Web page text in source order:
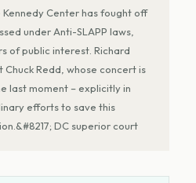
Center has fought off
under Anti-SLAPP laws,
of public interest. Richard
Redd, whose concert is
last moment – explicitly in
efforts to save this
DC superior court